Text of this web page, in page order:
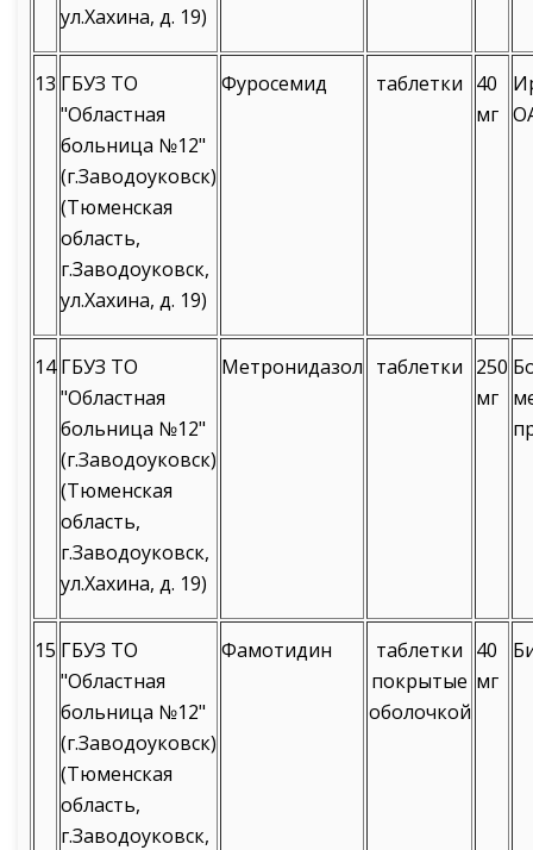
ул.Хахина, д. 19)
13 ГБУЗ ТО
"Областная
больница №12"
(г.Заводоуковск)
(Тюменская
область,
г.Заводоуковск,
ул.Хахина, д. 19)
Фуросемид таблетки 40
мг
14 ГБУЗ ТО
"Областная
больница №12"
(г.Заводоуковск)
(Тюменская
область,
г.Заводоуковск,
ул.Хахина, д. 19)
Метронидазол таблетки 250
мг
15 ГБУЗ ТО
"Областная
больница №12"
(г.Заводоуковск)
(Тюменская
область,
г.Заводоуковск,
Фамотидин
таблетки
покрытые
оболочкой
40
мг